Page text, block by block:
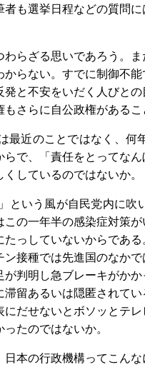
も選挙日程などの質問
らざる思いであろう。
らない。すでに制御不
と不安をいだく人びと
さらに自公政権があるこ
近のことではなく、何
で、「責任をとってな
くしているのではないか
いう風が自民党内に吹
の一年半の感染症対策
っしていないからであ
接種では先進国のなか
判明し急ブレーキがか
留あるいは隠匿されて
だせないとボソッとテ
たのではないか。
本の行政機構ってこん